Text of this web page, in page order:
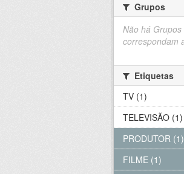
Grupos
Não há Grupos
correspondam
Etiquetas
TV (1)
TELEVISÃO (1)
PRODUTOR (1)
FILME (1)